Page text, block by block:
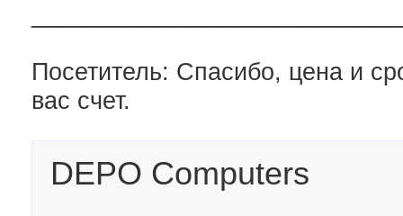
Посетитель: Спасибо, цена и
вас счет.
DEPO Computers